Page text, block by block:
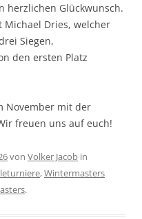
herzlichen Glückwunsch.
Michael Dries, welcher
Siegen,
den ersten Platz
November mit der
freuen uns auf euch!
von Volker Jacob in
,Wintermasters
.